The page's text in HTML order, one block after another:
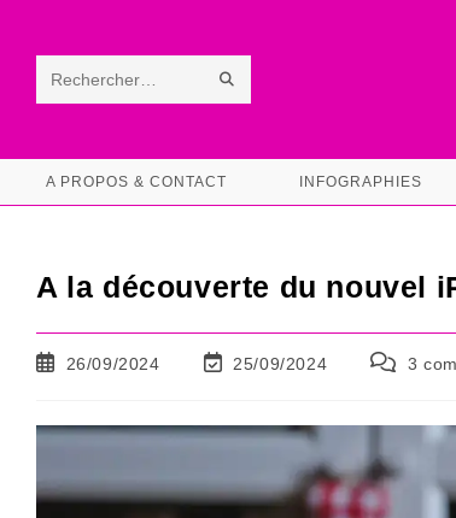
contentRechercher
ce RECHERCHE
A PROPOS & CONTACT INFOGRAPHIES
A la découverte du nouvel
Publication
26/09/2024
Dernière
la
25/09/2024 3